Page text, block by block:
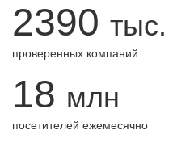
2390 тыс.
проверенных компаний
18 млн
посетителей ежемесячно